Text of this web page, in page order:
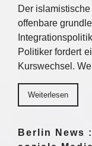
Der
offenbare
Politiker fordert
Kurswechsel.
Weiterlesen
Berlin News